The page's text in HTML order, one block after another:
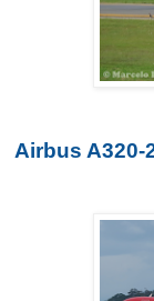
Airbus A320-